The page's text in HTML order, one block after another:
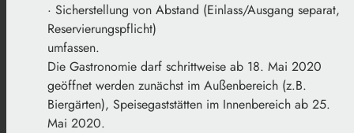
· Sicherstellung von Abstand (Einlass/Ausgang separat,
Reservierungspflicht)
umfassen.
Die Gastronomie darf schrittweise ab 18. Mai 2020
geöffnet werden zunächst im Außenbereich (z.B.
Biergärten), Speisegaststätten im Innenbereich ab 25.
Mai 2020.